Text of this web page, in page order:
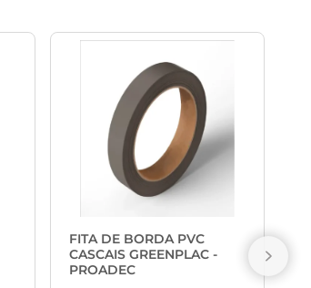
FITA DE BORDA PVC
CASCAIS GREENPLAC -
PROADEC